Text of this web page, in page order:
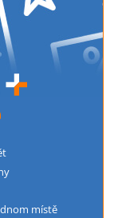
místě